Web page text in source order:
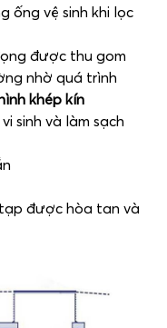
ống vệ sinh khi lọc
được thu gom
nhờ quá trình
khép kín
sinh và làm sạch
được hòa tan và